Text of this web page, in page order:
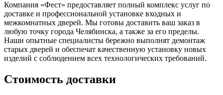
Компания «Фест» предоставляет полный комплекс услуг по
доставке и профессиональной установке входных и
межкомнатных дверей. Мы готовы доставить ваш заказ в
любую точку города Челябинска, а также за его пределы.
Наши опытные специалисты бережно выполнят демонтаж
старых дверей и обеспечат качественную установку новых
изделий с соблюдением всех технологических требований.
Стоимость доставки